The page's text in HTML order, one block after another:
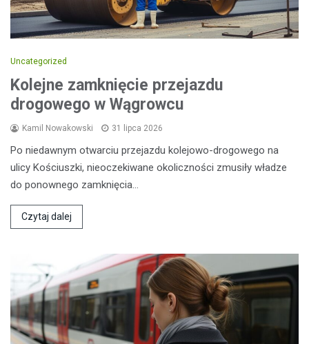
Uncategorized
Kolejne zamknięcie przejazdu
drogowego w Wągrowcu
Kamil Nowakowski 31 lipca 2026
Po niedawnym otwarciu przejazdu kolejowo-drogowego na
ulicy Kościuszki, nieoczekiwane okoliczności zmusiły władze
do ponownego zamknięcia…
Czytaj dalej